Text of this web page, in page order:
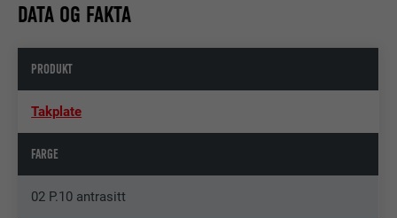
DATA OG FAKTA
PRODUKT
Takplate
FARGE
02 P.10 antrasitt